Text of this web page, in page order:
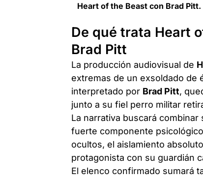
Heart of the Beast con Brad Pitt.
De qué trata Heart
Brad Pitt
La producción audiovisual de
extremas de un exsoldado de
interpretado por Brad Pitt,
junto a su fiel perro militar
La narrativa buscará
fuerte componente
ocultos, el aislamiento
protagonista con su guardián
El elenco confirmado sumará